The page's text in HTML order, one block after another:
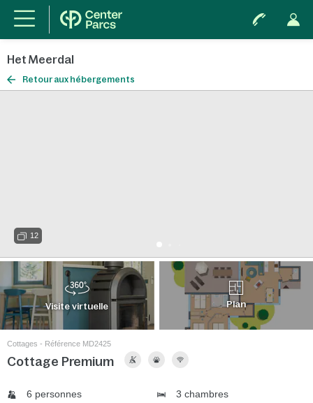
Het Meerdal
Retour aux hébergements
12
Visite virtuelle Plan
Cottages - Référence MD2425
Cottage Premium
6 personnes
3 chambres